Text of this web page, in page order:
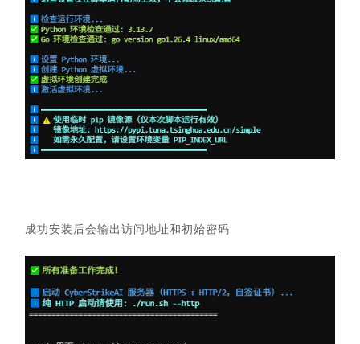
成功安装后会输出访问地址和初始密码